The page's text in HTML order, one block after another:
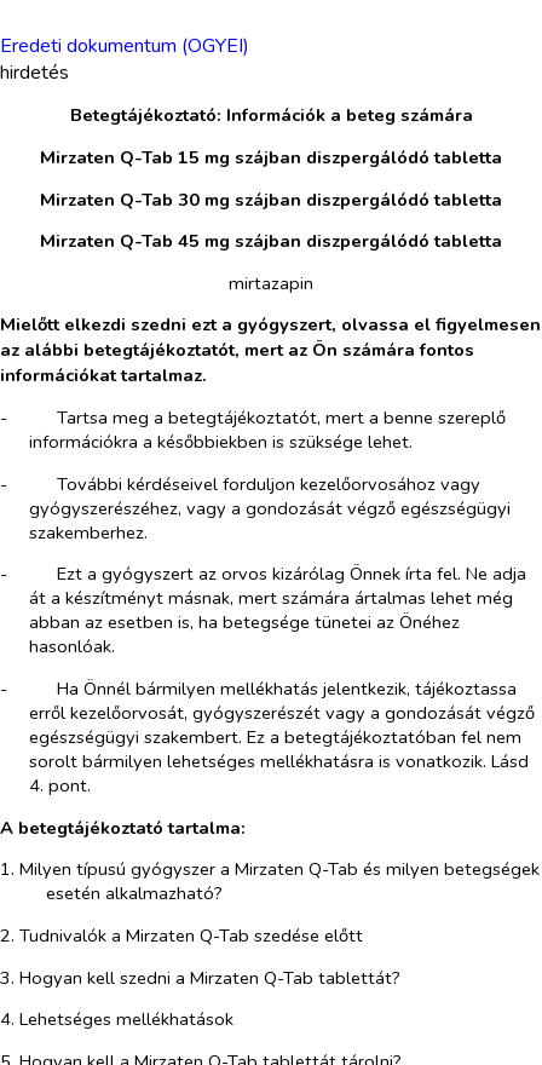
Eredeti dokumentum (OGYEI)
hirdetés
Betegtájékoztató: Információk a beteg számára
Mirzaten Q-Tab 15 mg szájban diszpergálódó tabletta
Mirzaten Q-Tab 30 mg szájban diszpergálódó tabletta
Mirzaten Q-Tab 45 mg szájban diszpergálódó tabletta
mirtazapin
Mielőtt elkezdi szedni ezt a gyógyszert, olvassa el figyelmesen
az alábbi betegtájékoztatót, mert az Ön számára fontos
információkat tartalmaz.
-​
Tartsa meg a betegtájékoztatót, mert a benne szereplő
információkra a későbbiekben is szüksége lehet.
-​
További kérdéseivel forduljon kezelőorvosához vagy
gyógyszerészéhez, vagy a gondozását végző egészségügyi
szakemberhez.
-​
Ezt a gyógyszert az orvos kizárólag Önnek írta fel. Ne adja
át a készítményt másnak, mert számára ártalmas lehet még
abban az esetben is, ha betegsége tünetei az Önéhez
hasonlóak.
-​
Ha Önnél bármilyen mellékhatás jelentkezik, tájékoztassa
erről kezelőorvosát, gyógyszerészét vagy a gondozását végző
egészségügyi szakembert. Ez a betegtájékoztatóban fel nem
sorolt bármilyen lehetséges mellékhatásra is vonatkozik. Lásd
4. pont.
A betegtájékoztató tartalma:
1. Milyen típusú gyógyszer a Mirzaten Q-Tab és milyen betegségek
esetén alkalmazható?
2. Tudnivalók a Mirzaten Q-Tab szedése előtt
3. Hogyan kell szedni a Mirzaten Q-Tab tablettát?
4. Lehetséges mellékhatások